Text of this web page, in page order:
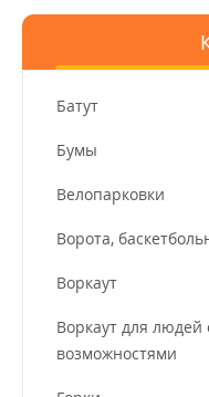
Батут
Бумы
Велопарковки
Ворота,
Воркаут
Воркаут для
возможностями